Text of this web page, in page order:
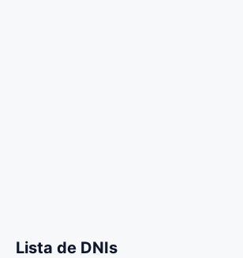
Lista de DNIs